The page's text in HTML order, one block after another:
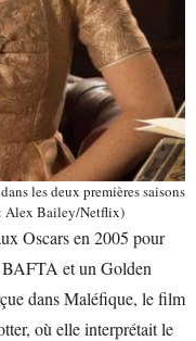
les deux premières saisons
: Alex Bailey/Netflix)
Oscars en 2005 pour
et un Golden
dans Maléfique, le film
où elle interprétait le